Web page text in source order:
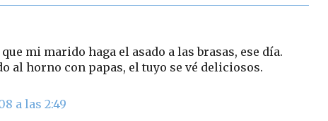
mi marido haga el asado a las brasas, ese día.
al horno con papas, el tuyo se vé deliciosos.
a las 2:49